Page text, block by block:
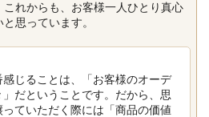
これからも、お客様一人ひとり真心
思っています。
じることは、「お客様のオーデ
だということです。だから、思
ていただく際には「商品の価値